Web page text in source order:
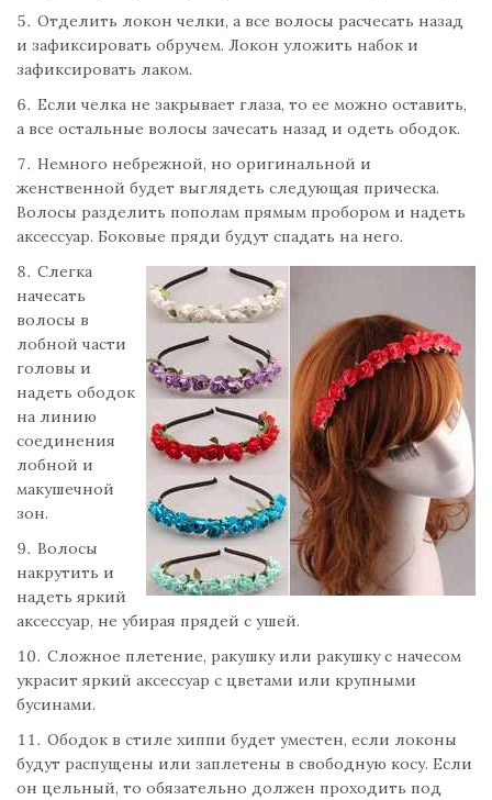
Отделить локон челки, а все волосы расчесать назад
и зафиксировать обручем. Локон уложить набок и
зафиксировать лаком.
Если челка не закрывает глаза, то ее можно оставить,
а все остальные волосы зачесать назад и одеть ободок.
Немного небрежной, но оригинальной и
женственной будет выглядеть следующая прическа.
Волосы разделить пополам прямым пробором и надеть
аксессуар. Боковые пряди будут спадать на него.
Слегка
начесать
волосы в
лобной части
головы и
надеть ободок
на линию
соединения
лобной и
макушечной
зон.
Волосы
накрутить и
надеть яркий
аксессуар, не убирая прядей с ушей.
Сложное плетение, ракушку или ракушку с начесом
украсит яркий аксессуар с цветами или крупными
бусинами.
Ободок в стиле хиппи будет уместен, если локоны
будут распущены или заплетены в свободную косу. Если
он цельный, то обязательно должен проходить под